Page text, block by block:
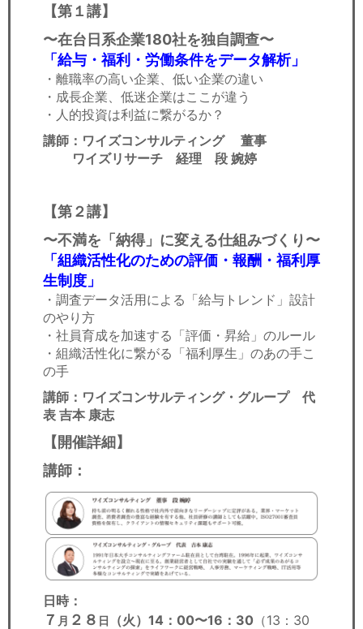
【第１講】
〜在台日系企業180社を独自調查〜
「給与・福利・労働条件をデータ解析」
・離職率の高い企業、低い企業の違い
・成長企業、低迷企業はここが違う
・人的投資は利益に繋がるか？
講師：ワイズコンサルティング 董事
ワイズリサーチ 経理 段 婉婷
【第２講】
〜不満を「納得」に変える仕組みづくり〜
「組織活性化のための評価・報酬・福利厚
生制度」
・調査データ活用による「給与トレンド」設計
のやり方
・社員育成を加速する「評価・昇給」のルール
・組織活性化に繋がる「福利厚生」のあの手こ
の手
講師：ワイズコンサルティング・グループ 代
表 吉本 康志
【開催詳細】
講師：
日時：
７ 月 ２８ 日 （火）14：00〜16：30 （13：30